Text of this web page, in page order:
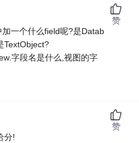
一个什么field呢?是Datab
TextObject?
字段名是什么,视图的字
赞
分!
赞